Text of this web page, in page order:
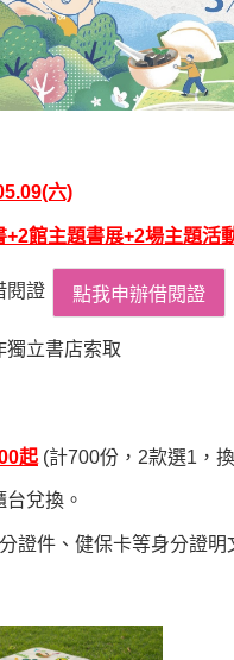
六)
館主題書展+2場主題活
閱證
獨立書店索取
起 (計700份，2款選1，
台兌換。
證件、健保卡等身分證